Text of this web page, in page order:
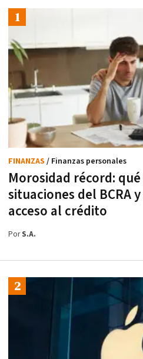
Morosidad récord:
situaciones del BCRA
acceso al crédito
FINANZAS / Finanzas personales
PorS.A.